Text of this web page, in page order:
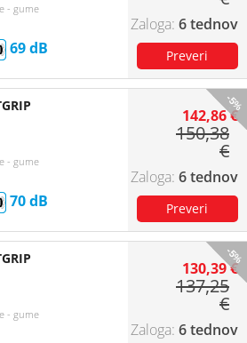
- gume
69
6 tednov
-5%
- gume
70
142,86 €
150,38
€
6 tednov
-5%
- gume
130,39 €
137,25
€
6 tednov